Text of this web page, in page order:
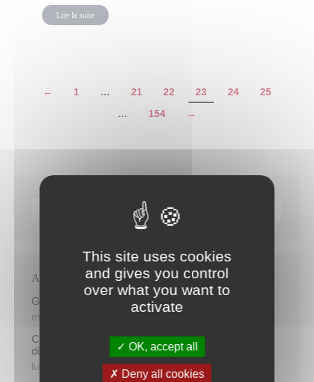
Lire la suite
← 1 … 21 22 23 24
25
…
154 →
Articles récents
Gratuité du parking de l’HDV le dimanche matin
mercredi 5 août
Cinq demandeurs d’emploi de Papeete intègrent le
dispositif TIATURI AMO
lundi 3 août
This site uses cookies
and gives you control
over what you want to
activate
OK, accept all
Deny all cookies